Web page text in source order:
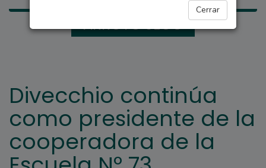
Cerrar
ARROYO SECO
Divecchio continúa
como presidente de la
cooperadora de la